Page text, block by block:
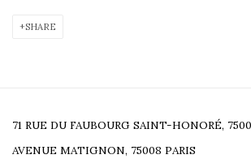
SHARE
71 RUE DU FAUBOURG SAINT-HONORÉ,
AVENUE MATIGNON, 75008 PARIS